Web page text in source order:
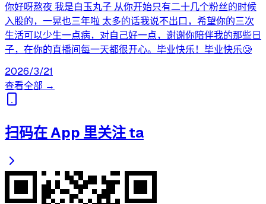
你好呀熬夜 我是白玉丸子 从你开始只有二十几个粉丝的时候
入股的，一晃也三年啦 太多的话我说不出口，希望你的三次
生活可以少生一点病，对自己好一点，谢谢你陪伴我的那些日
子，在你的直播间每一天都很开心。毕业快乐！毕业快乐🥲
2026/3/21
查看全部 →
扫码在 App 里关注 ta